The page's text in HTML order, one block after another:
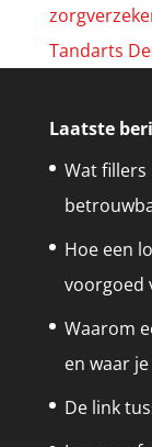
Tandarts
Laatste
Wat fillers
Hoe een
voorgoed
Waarom
en waar
De link